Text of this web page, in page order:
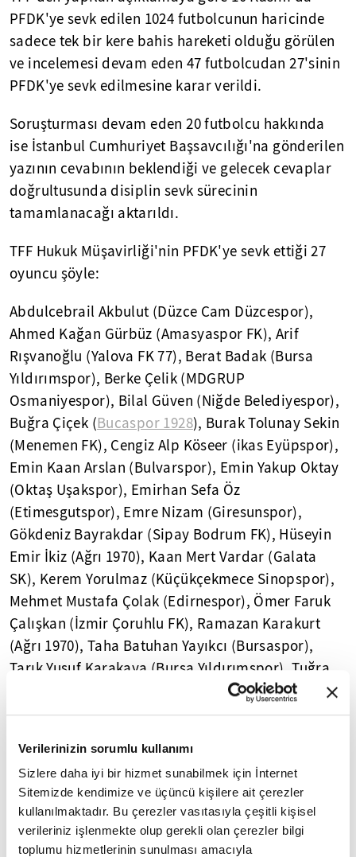
Verilerinizin sorumlu kullanımı
Sizlere daha iyi bir hizmet sunabilmek için İnternet
Sitemizde kendimize ve üçüncü kişilere ait çerezler
kullanılmaktadır. Bu çerezler vasıtasıyla çeşitli kişisel
verileriniz işlenmekte olup gerekli olan çerezler bilgi
toplumu hizmetlerinin sunulması amacıyla
PFDK'ye sevk edilen 1024 futbolcunun haricinde
sadece tek bir kere bahis hareketi olduğu görülen
ve incelemesi devam eden 47 futbolcudan 27'sinin
PFDK'ye sevk edilmesine karar verildi.
Soruşturması devam eden 20 futbolcu hakkında
ise İstanbul Cumhuriyet Başsavcılığı'na gönderilen
yazının cevabının beklendiği ve gelecek cevaplar
doğrultusunda disiplin sevk sürecinin
tamamlanacağı aktarıldı.
TFF Hukuk Müşavirliği'nin PFDK'ye sevk ettiği 27
oyuncu şöyle:
Abdulcebrail Akbulut (Düzce Cam Düzcespor),
Ahmed Kağan Gürbüz (Amasyaspor FK), Arif
Rışvanoğlu (Yalova FK 77), Berat Badak (Bursa
Yıldırımspor), Berke Çelik (MDGRUP
Osmaniyespor), Bilal Güven (Niğde Belediyespor),
Buğra Çiçek (Bucaspor 1928), Burak Tolunay Sekin
(Menemen FK), Cengiz Alp Köseer (ikas Eyüpspor),
Emin Kaan Arslan (Bulvarspor), Emin Yakup Oktay
(Oktaş Uşakspor), Emirhan Sefa Öz
(Etimesgutspor), Emre Nizam (Giresunspor),
Gökdeniz Bayrakdar (Sipay Bodrum FK), Hüseyin
Emir İkiz (Ağrı 1970), Kaan Mert Vardar (Galata
SK), Kerem Yorulmaz (Küçükçekmece Sinopspor),
Mehmet Mustafa Çolak (Edirnespor), Ömer Faruk
Çalışkan (İzmir Çoruhlu FK), Ramazan Karakurt
(Ağrı 1970), Taha Batuhan Yayıkcı (Bursaspor),
Tarık Yusuf Karakaya (Bursa Yıldırımspor), Tuğra
Aygün Ergün (Bandırmaspor), Ulaş Oktay Yıldız
(Beykoz Anadoluspor), Yasin Başaytaç (GMG
FK), Yusuf Tursun (Sultan Su İnegölspor)
Yasal Uyarı: Yayınlanan köşe yazısı/haberin tüm hakları
Turkuvaz Medya Grubu'na aittir. Kaynak gösterilse dahi
köşe yazısı/haberin tamamı özel izin alınmadan
kullanılamaz.